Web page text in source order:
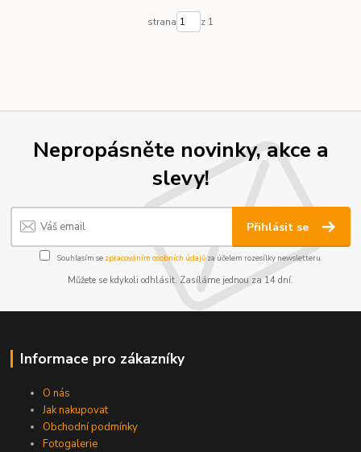
strana z 1
Nepropásněte novinky, akce a
slevy!
Přihlásit se
Souhlasím se zpracováním osobních údajůza účelem rozesílky newsletteru.
Můžete se kdykoli odhlásit. Zasíláme jednou za 14 dní.
Informace pro zákazníky
O nás
Jak nakupovat
Obchodní podmínky
Fotogalerie